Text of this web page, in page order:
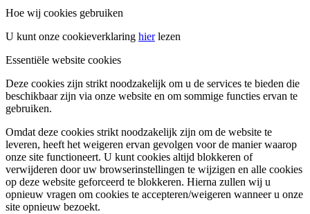
Hoe wij cookies gebruiken
U kunt onze cookieverklaring hierlezen
Essentiële website cookies
Deze cookies zijn strikt noodzakelijk om u de services te bieden die
beschikbaar zijn via onze website en om sommige functies ervan te
gebruiken.
Omdat deze cookies strikt noodzakelijk zijn om de website te
leveren, heeft het weigeren ervan gevolgen voor de manier waarop
onze site functioneert. U kunt cookies altijd blokkeren of
verwijderen door uw browserinstellingen te wijzigen en alle cookies
op deze website geforceerd te blokkeren. Hierna zullen wij u
opnieuw vragen om cookies te accepteren/weigeren wanneer u onze
site opnieuw bezoekt.